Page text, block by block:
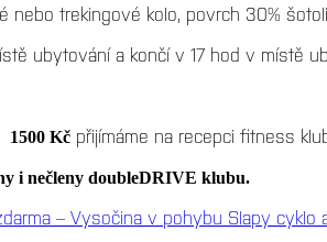
nebo trekingové kolo, povrch 30%
ubytování a končí v 17 hod v místě
1500 Kč přijímáme na recepci fitness
i nečleny doubleDRIVE klubu.
– Vysočina v pohybu Slapy cyklo